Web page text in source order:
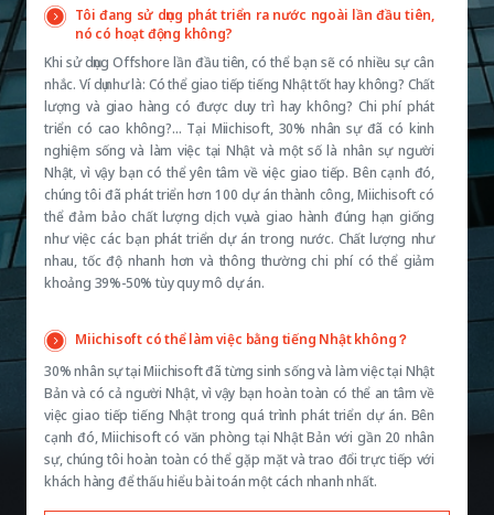
Tôi đang sử dụng phát triển ra nước ngoài lần đầu tiên,
nó có hoạt động không?
Khi sử dụng Offshore lần đầu tiên, có thể bạn sẽ có nhiều sự cân
nhắc. Ví dụ như là: Có thể giao tiếp tiếng Nhật tốt hay không? Chất
lượng và giao hàng có được duy trì hay không? Chi phí phát
triển có cao không?… Tại Miichisoft, 30% nhân sự đã có kinh
nghiệm sống và làm việc tại Nhật và một số là nhân sự người
Nhật, vì vậy bạn có thể yên tâm về việc giao tiếp. Bên cạnh đó,
chúng tôi đã phát triển hơn 100 dự án thành công, Miichisoft có
thể đảm bảo chất lượng dịch vụ và giao hành đúng hạn giống
như việc các bạn phát triển dự án trong nước. Chất lượng như
nhau, tốc độ nhanh hơn và thông thường chi phí có thể giảm
khoảng 39%-50% tùy quy mô dự án.
Miichisoft có thể làm việc bằng tiếng Nhật không？
30% nhân sự tại Miichisoft đã từng sinh sống và làm việc tại Nhật
Bản và có cả người Nhật, vì vậy bạn hoàn toàn có thể an tâm về
việc giao tiếp tiếng Nhật trong quá trình phát triển dự án. Bên
cạnh đó, Miichisoft có văn phòng tại Nhật Bản với gần 20 nhân
sự, chúng tôi hoàn toàn có thể gặp mặt và trao đổi trực tiếp với
khách hàng để thấu hiểu bài toán một cách nhanh nhất.